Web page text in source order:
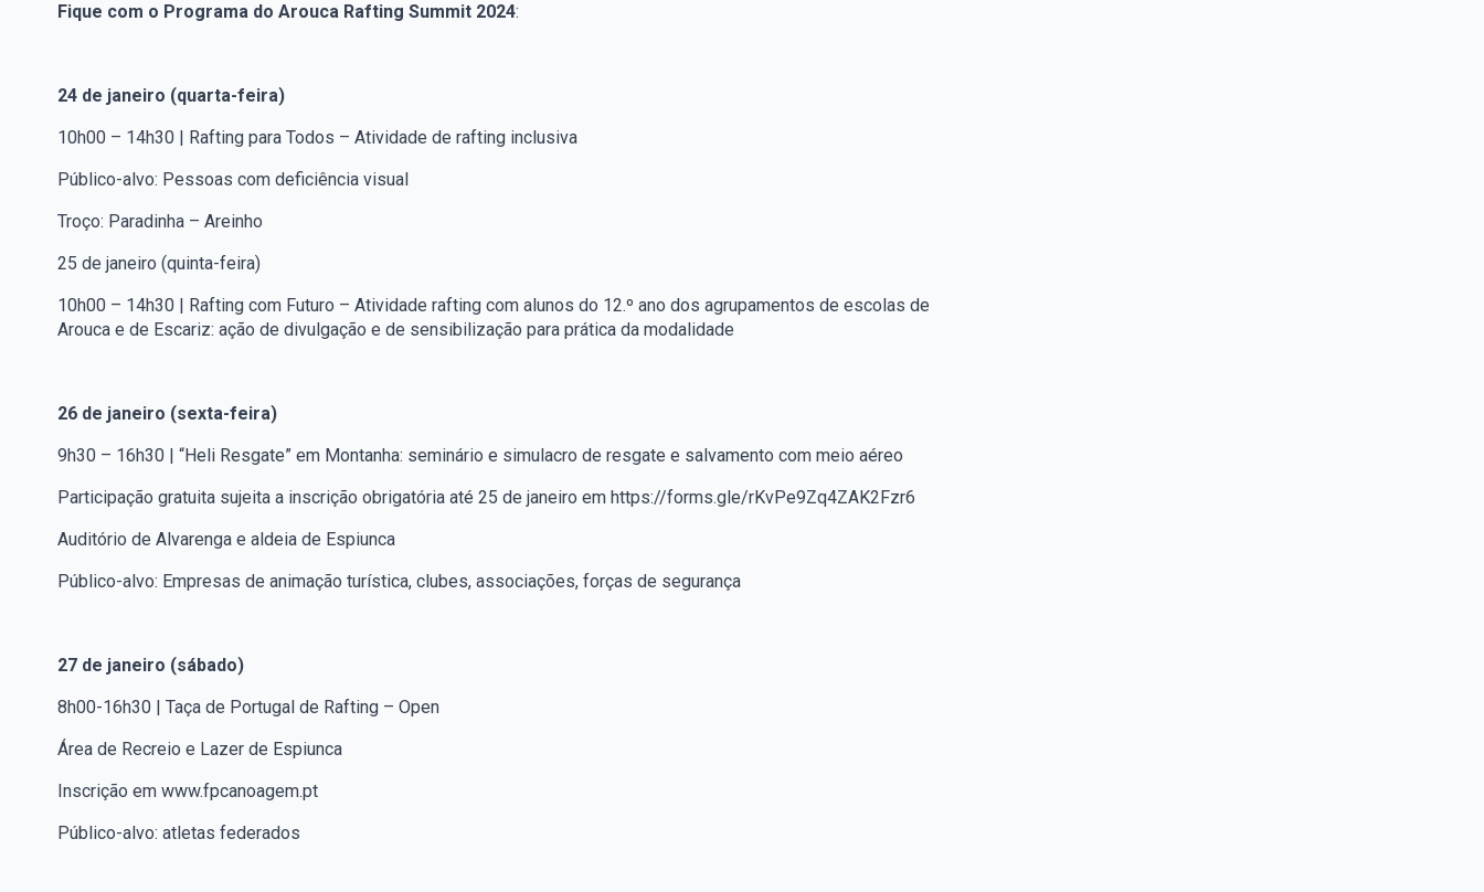
Fique com o Programa do Arouca Rafting Summit 2024:
24 de janeiro (quarta-feira)
10h00 – 14h30 | Rafting para Todos – Atividade de rafting inclusiva
Público-alvo: Pessoas com deficiência visual
Troço: Paradinha – Areinho
25 de janeiro (quinta-feira)
10h00 – 14h30 | Rafting com Futuro – Atividade rafting com alunos do 12.º ano dos agrupamentos de escolas de
Arouca e de Escariz: ação de divulgação e de sensibilização para prática da modalidade
26 de janeiro (sexta-feira)
9h30 – 16h30 | “Heli Resgate” em Montanha: seminário e simulacro de resgate e salvamento com meio aéreo
Participação gratuita sujeita a inscrição obrigatória até 25 de janeiro em https://forms.gle/rKvPe9Zq4ZAK2Fzr6
Auditório de Alvarenga e aldeia de Espiunca
Público-alvo: Empresas de animação turística, clubes, associações, forças de segurança
27 de janeiro (sábado)
8h00-16h30 | Taça de Portugal de Rafting – Open
Área de Recreio e Lazer de Espiunca
Inscrição em www.fpcanoagem.pt
Público-alvo: atletas federados